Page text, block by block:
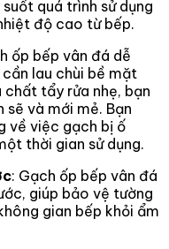
quá trình sử dụng
độ cao từ bếp.
ốp bếp vân đá dễ
lau chùi bề mặt
tẩy rửa nhẹ, bạn
và mới mẻ. Bạn
về việc gạch bị ố
thời gian sử dụng.
: Gạch ốp bếp vân đá
giúp bảo vệ tường
gian bếp khỏi ẩm